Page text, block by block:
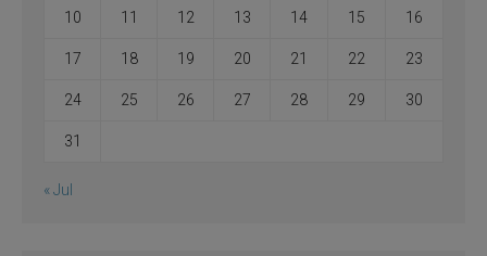
10 11 12 13 14 15 16
17 18 19 20 21 22 23
24 25 26 27 28 29 30
31
« Jul